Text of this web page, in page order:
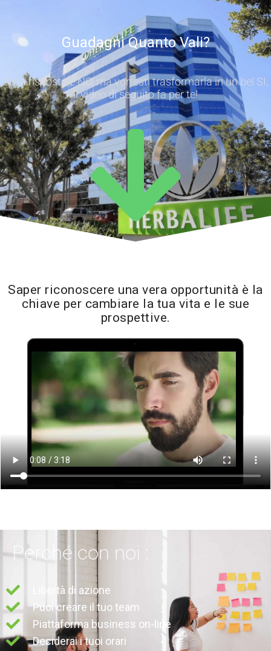
Guadagni Quanto Vali?
Se la risposta è NO, ma vorresti trasformarla in un bel SI,
il video di seguito fa per te!
Saper riconoscere una vera opportunità è la
chiave per cambiare la tua vita e le sue
prospettive.
Perché con noi :
Libertà di azione
Puoi creare il tuo team
Piattaforma business on-line
Deciderai i tuoi orari